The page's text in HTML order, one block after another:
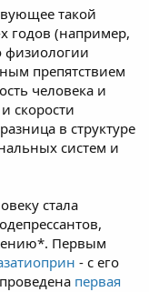
cheloveka-v-
такой
годов (например,
физиологии
препятствием
человека и
скорости
в структуре
систем и
стала
Первым
- с его
первая